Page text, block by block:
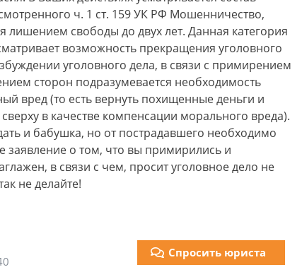
ч. 1 ст. 159 УК РФ Мошенничество,
лишением свободы до двух лет. Данная категория
возможность прекращения уголовного
уголовного дела, в связи с примирением
сторон подразумевается необходимость
вред (то есть вернуть похищенные деньги и
в качестве компенсации морального вреда).
и бабушка, но от пострадавшего необходимо
заявление о том, что вы примирились и
в связи с чем, просит уголовное дело не
не делайте!
Спросить юриста